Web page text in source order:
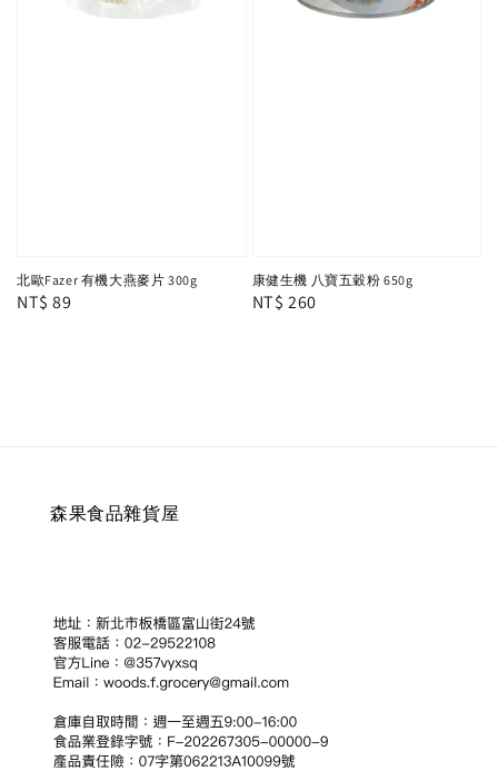
北歐Fazer 有機大燕麥片 300g
Regular
NT$ 89
康健生機 八寶五穀粉 650g
Regular
NT$ 260
森果食品雜貨屋